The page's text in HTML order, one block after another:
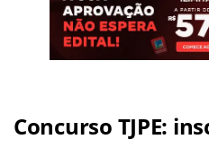
Concurso TJPE: